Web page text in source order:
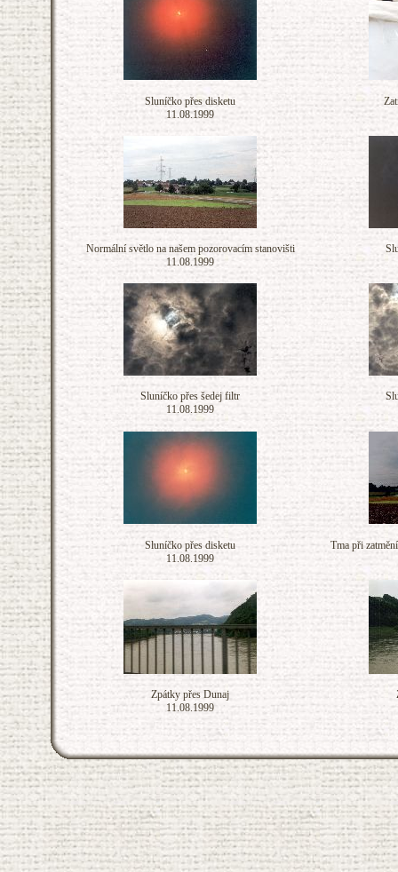
Sluníčko přes disketu
11.08.1999
Normální světlo na našem pozorovacím stanovišti
11.08.1999
Sluníčko přes šedej filtr
11.08.1999
Sluníčko přes disketu
11.08.1999
Tma při
Zpátky přes Dunaj
11.08.1999